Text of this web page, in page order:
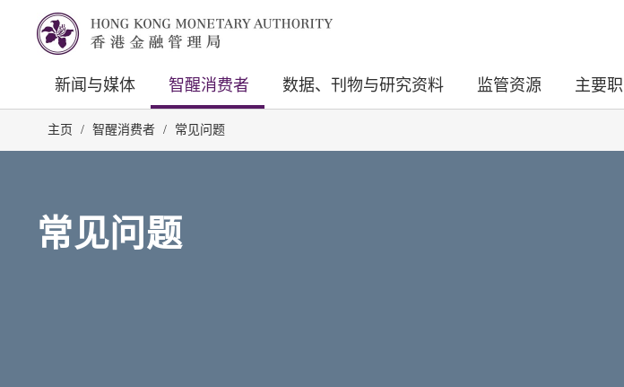
新闻与媒体 智醒消费者 数据、刊物与研究资料 监管资源 主要
主页 / 智醒消费者 / 常见问题
常见问题